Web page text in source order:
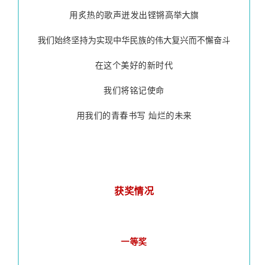
用炙热的歌声迸发出铿锵高举大旗
我们始终坚持为实现中华民族的伟大复兴而不懈奋斗
在这个美好的新时代
我们将铭记使命
用我们的青春书写 灿烂的未来
获奖情况
一等奖